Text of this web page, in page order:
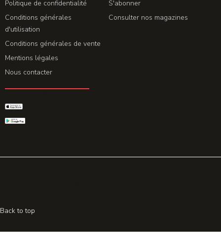
Politique de confidentialité
Conditions générales
d'utilisation
Conditions générales de vente
Mentions légales
Nous contacter
S'abonner
Consulter nos magazines
Back to top